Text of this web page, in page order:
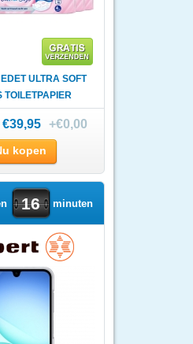
ULTRA SOFT
TOILETPAPIER
€39,95 +€0,00
kopen
16 minuten